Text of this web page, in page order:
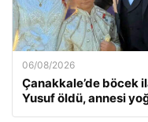
06/08/2026
Çanakkale’de böcek
Yusuf öldü, annesi